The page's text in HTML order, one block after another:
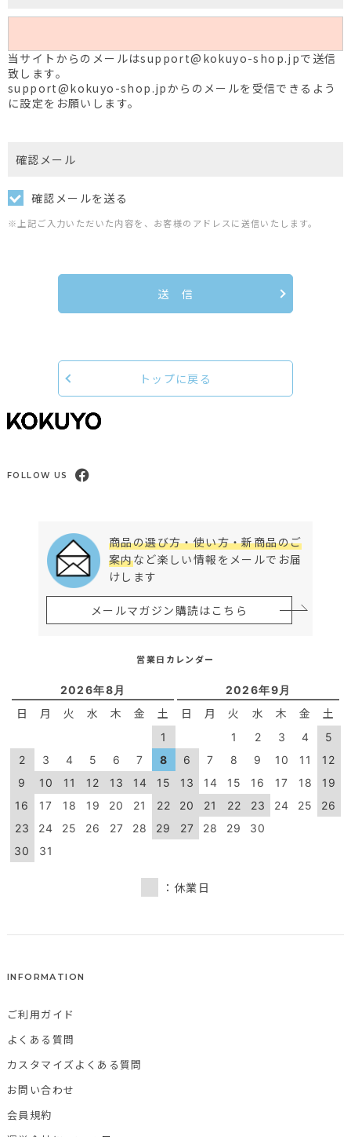
当サイトからのメールはsupport@kokuyo-shop.jpで送信
致します。
support@kokuyo-shop.jpからのメールを受信できるよう
に設定をお願いします。
確認メール
確認メールを送る
※上記ご入力いただいた内容を、お客様のアドレスに送信いたします。
送 信
トップに戻る
FOLLOW US
商品の選び方・使い方・新商品のご
案内など楽しい情報をメールでお届
けします
メールマガジン購読はこちら
営業日カレンダー
2026年8月
日 月 火 水 木 金 土
1
2
3 4 5 6 7
8
9
10 11 12 13 14
15
16
17 18 19 20 21
22
23
24 25 26 27 28
29
30
31
2026年9月
日 月 火 水 木 金 土
1 2 3 4
5
6
7 8 9 10 11
12
13
14 15 16 17 18
19
20
21 22 23 24 25
26
27
28 29 30
：休業日
INFORMATION
ご利用ガイド
よくある質問
カスタマイズよくある質問
お問い合わせ
会員規約